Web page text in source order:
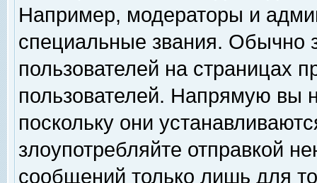
Например, модераторы и
специальные звания. Обычно
пользователей на страницах
пользователей. Напрямую вы
поскольку они
злоупотребляйте отправкой
сообщений только лишь для